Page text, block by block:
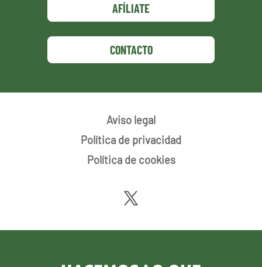
AFÍLIATE
CONTACTO
Aviso legal
Política de privacidad
Política de cookies